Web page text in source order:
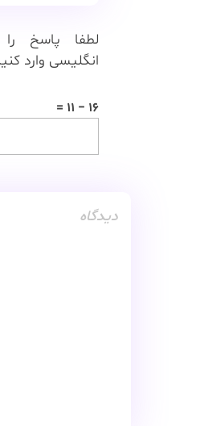
لطفا پاسخ
انگلیسی وارد
16 − 11 =